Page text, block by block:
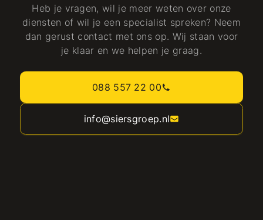
Heb je vragen, wil je meer weten over onze
diensten of wil je een specialist spreken? Neem
dan gerust contact met ons op. Wij staan voor
je klaar en we helpen je graag.
088 557 22 00
info@siersgroep.nl